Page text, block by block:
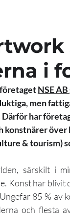
i
NSE AB
men
har
konstnärer
& tourism)
särskilt i
Konst har blivit
85 % av
och flesta